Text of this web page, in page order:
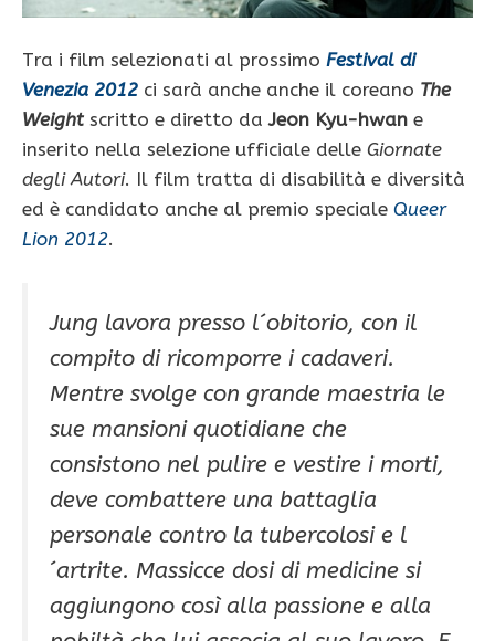
Tra i film selezionati al prossimo Festival di
Venezia 2012 ci sarà anche anche il coreano The
Weight scritto e diretto daJeon Kyu-hwan e
inserito nella selezione ufficiale delle Giornate
degli Autori. Il film tratta di disabilità e diversità
ed è candidato anche al premio speciale Queer
Lion 2012.
Jung lavora presso l´obitorio, con il
compito di ricomporre i cadaveri.
Mentre svolge con grande maestria le
sue mansioni quotidiane che
consistono nel pulire e vestire i morti,
deve combattere una battaglia
personale contro la tubercolosi e l
´artrite. Massicce dosi di medicine si
aggiungono così alla passione e alla